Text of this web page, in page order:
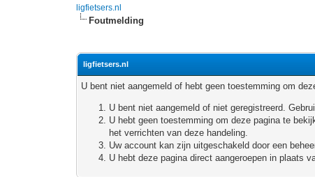
ligfietsers.nl
Foutmelding
ligfietsers.nl
U bent niet aangemeld of hebt geen toestemming om
U bent niet aangemeld of niet geregistreerd.
U hebt geen toestemming om deze pagina te
het verrichten van deze handeling.
Uw account kan zijn uitgeschakeld door een
U hebt deze pagina direct aangeroepen in plaats